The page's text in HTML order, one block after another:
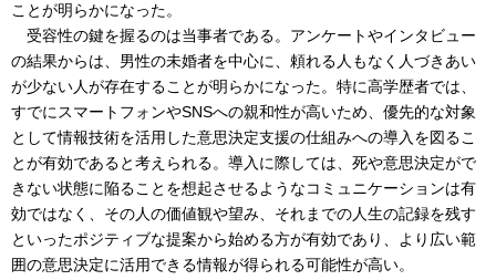
ことが明らかになった。
受容性の鍵を握るのは当事者である。アンケートやインタビュー
の結果からは、男性の未婚者を中心に、頼れる人もなく人づきあい
が少ない人が存在することが明らかになった。特に高学歴者では、
すでにスマートフォンやSNSへの親和性が高いため、優先的な対象
として情報技術を活用した意思決定支援の仕組みへの導入を図るこ
とが有効であると考えられる。導入に際しては、死や意思決定がで
きない状態に陥ることを想起させるようなコミュニケーションは有
効ではなく、その人の価値観や望み、それまでの人生の記録を残す
といったポジティブな提案から始める方が有効であり、より広い範
囲の意思決定に活用できる情報が得られる可能性が高い。